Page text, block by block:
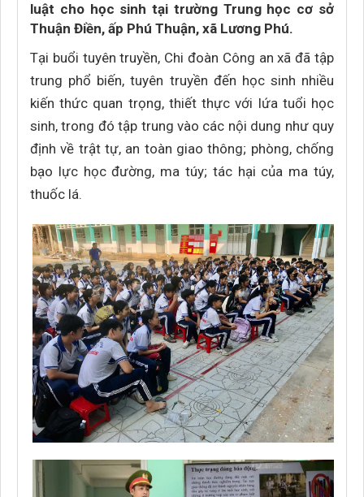
luật cho học sinh tại trường Trung học cơ sở
Thuận Điền, ấp Phú Thuận, xã Lương Phú.
Tại buổi tuyên truyền, Chi đoàn Công an xã đã tập
trung phổ biến, tuyên truyền đến học sinh nhiều
kiến thức quan trọng, thiết thực với lứa tuổi học
sinh, trong đó tập trung vào các nội dung như quy
định về trật tự, an toàn giao thông; phòng, chống
bạo lực học đường, ma túy; tác hại của ma túy,
thuốc lá.